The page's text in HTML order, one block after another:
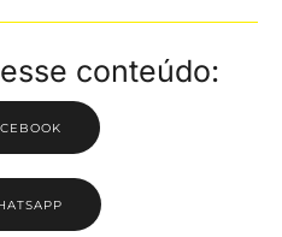
esse conteúdo: